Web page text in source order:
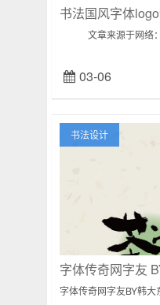
书法国风字体logo
文章来源于网络
03-06
书法设计
字体传奇网字友
字体传奇网字友BY韩大